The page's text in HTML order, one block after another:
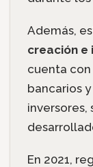
Además,
creación e
cuenta con
bancarios
inversores,
En 2021,